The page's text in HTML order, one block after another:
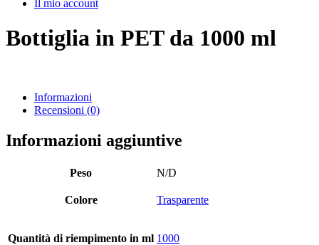
Prodotti chimici
Distributori e pompe
Lattine
Nebulizzatore fine(8)
Il mio account
Bottiglia in PET da 1000 ml
Informazioni
Recensioni (0)
Informazioni aggiuntive
Peso N/D
Colore Trasparente
Quantità di riempimento in ml 1000